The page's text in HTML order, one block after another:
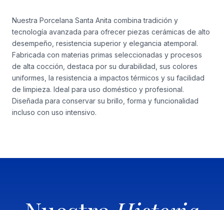
Nuestra Porcelana Santa Anita combina tradición y
tecnología avanzada para ofrecer piezas cerámicas de alto
desempeño, resistencia superior y elegancia atemporal.
Fabricada con materias primas seleccionadas y procesos
de alta cocción, destaca por su durabilidad, sus colores
uniformes, la resistencia a impactos térmicos y su facilidad
de limpieza. Ideal para uso doméstico y profesional.
Diseñada para conservar su brillo, forma y funcionalidad
incluso con uso intensivo.